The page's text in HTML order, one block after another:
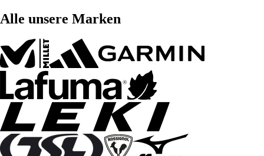
Alle unsere Marken